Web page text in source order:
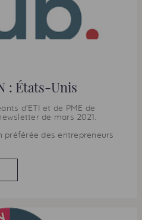
: États-Unis
d’ ETI et de PME de
de mars 2021.
préférée des entrepreneurs